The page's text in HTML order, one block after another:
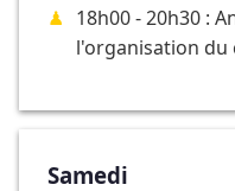
18h00 - 20h30 :
l'organisation du
Samedi